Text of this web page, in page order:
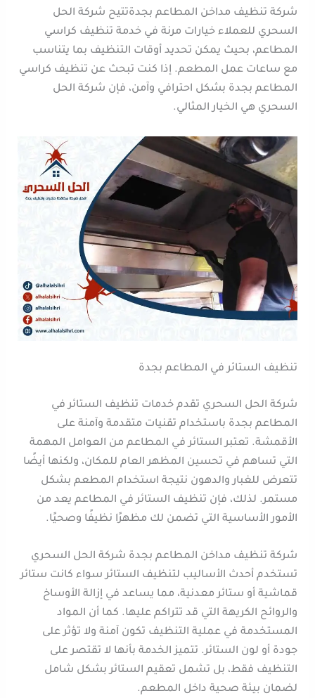
شركة تنظيف مداخن المطاعم بجدةتتيح شركة الحل
السحري للعملاء خيارات مرنة في خدمة تنظيف كراسي
المطاعم، بحيث يمكن تحديد أوقات التنظيف بما يتناسب
مع ساعات عمل المطعم. إذا كنت تبحث عن تنظيف كراسي
المطاعم بجدة بشكل احترافي وآمن، فإن شركة الحل
السحري هي الخيار المثالي.
تنظيف الستائر في المطاعم بجدة
شركة الحل السحري تقدم خدمات تنظيف الستائر في
المطاعم بجدة باستخدام تقنيات متقدمة وآمنة على
الأقمشة. تعتبر الستائر في المطاعم من العوامل المهمة
التي تساهم في تحسين المظهر العام للمكان، ولكنها أيضًا
تتعرض للغبار والدهون نتيجة استخدام المطعم بشكل
مستمر. لذلك، فإن تنظيف الستائر في المطاعم يعد من
الأمور الأساسية التي تضمن لك مظهرًا نظيفًا وصحيًا.
شركة تنظيف مداخن المطاعم بجدة شركة الحل السحري
تستخدم أحدث الأساليب لتنظيف الستائر سواء كانت ستائر
قماشية أو ستائر معدنية، مما يساعد في إزالة الأوساخ
والروائح الكريهة التي قد تتراكم عليها. كما أن المواد
المستخدمة في عملية التنظيف تكون آمنة ولا تؤثر على
جودة أو لون الستائر. تتميز الخدمة بأنها لا تقتصر على
التنظيف فقط، بل تشمل تعقيم الستائر بشكل شامل
لضمان بيئة صحية داخل المطعم.